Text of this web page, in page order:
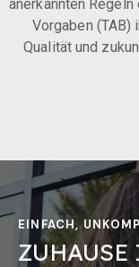
anerkannten Regeln
Vorgaben
Qualität und
EINFACH,